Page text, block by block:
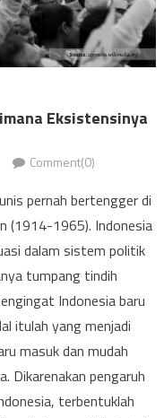
Eksistensinya
Comment(0)
pernah bertengger di
(1914-1965). Indonesia
dalam sistem politik
tumpang tindih
Indonesia baru
itulah yang menjadi
masuk dan mudah
Dikarenakan pengaruh
terbentuklah